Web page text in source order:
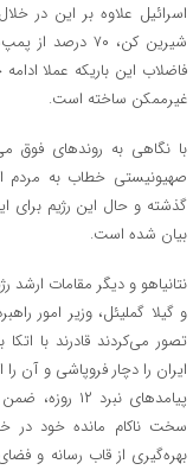
فاضلاب این باریکه عملا
غیرممکن ساخته است.
با نگاهی به روندهای فوق
صهیونیستی خطاب به مردم
گذشته و حال این رژیم
بیان شده است.
نتانیاهو و دیگر مقامات
تصور می‌کردند قادرند با
ایران را دچار فروپاشی و آن
پیامدهای
سخت ناکام مانده خود در
بهره‌گیری از قاب رسانه و